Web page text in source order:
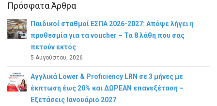
Πρόσφατα Άρθρα
Παιδικοί σταθμοί ΕΣΠΑ 2026-2027: Απόψε λήγει η
προθεσμία για τα voucher – Τα 8 λάθη που σας
πετούν εκτός
5 Αυγούστου, 2026
Αγγλικά Lower & Proficiency LRN σε 3 μήνες με
έκπτωση έως 20% και ΔΩΡΕΑΝ επανεξέταση –
Εξετάσεις Ιανουάριο 2027